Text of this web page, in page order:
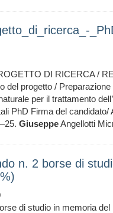
DI RICERCA /
del progetto /
per il trattamento
PhD Firma del
GiuseppeAngellotti
n. 2 borse di
di studio in memoria del